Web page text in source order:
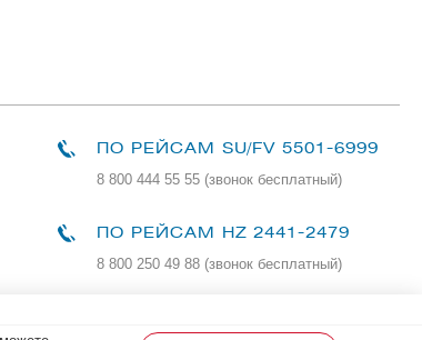
ПО РЕЙСАМ SU/FV 5501-6999
8 800 444 55 55 (звонок бесплатный)
ПО РЕЙСАМ HZ 2441-2479
8 800 250 49 88 (звонок бесплатный)